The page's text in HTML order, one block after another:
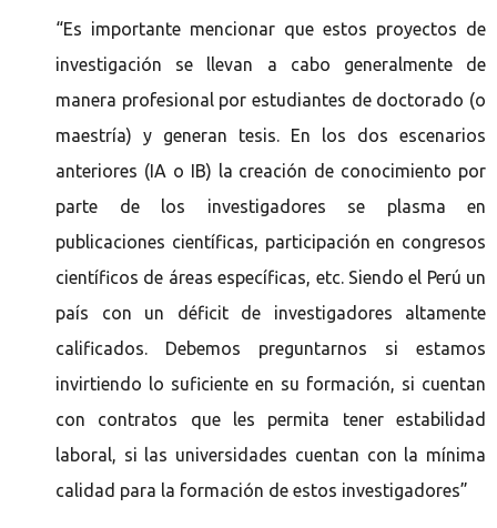
“Es importante mencionar que estos proyectos de
investigación se llevan a cabo generalmente de
manera profesional por estudiantes de doctorado (o
maestría) y generan tesis. En los dos escenarios
anteriores (IA o IB) la creación de conocimiento por
parte de los investigadores se plasma en
publicaciones científicas, participación en congresos
científicos de áreas específicas, etc. Siendo el Perú un
país con un déficit de investigadores altamente
calificados. Debemos preguntarnos si estamos
invirtiendo lo suficiente en su formación, si cuentan
con contratos que les permita tener estabilidad
laboral, si las universidades cuentan con la mínima
calidad para la formación de estos investigadores”